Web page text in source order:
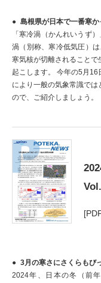
島根県が日本で一番寒
「寒冷渦（かんれいうず
渦（別称、寒冷低気圧）
寒気核が切離されることで
起こします。 今年の5月
により一般の気象常識で
ので、ご紹介しましょう。
3月の寒さにさくらもび
2024年、日本の冬（前